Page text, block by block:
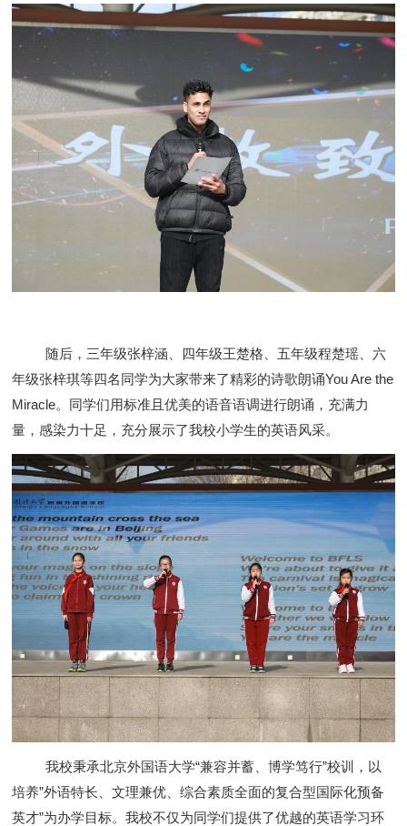
随后，三年级张梓涵、四年级王楚格、五年级程楚瑶、六
年级张梓琪等四名同学为大家带来了精彩的诗歌朗诵You Are the
Miracle。同学们用标准且优美的语音语调进行朗诵，充满力
量，感染力十足，充分展示了我校小学生的英语风采。
我校秉承北京外国语大学“兼容并蓄、博学笃行”校训，以
培养”外语特长、文理兼优、综合素质全面的复合型国际化预备
英才”为办学目标。我校不仅为同学们提供了优越的英语学习环